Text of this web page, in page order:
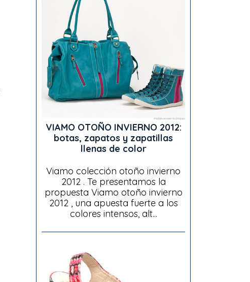
VIAMO OTOÑO INVIERNO 2012:
botas, zapatos y zapatillas
llenas de color
Viamo colección otoño invierno
2012 . Te presentamos la
propuesta Viamo otoño invierno
2012 , una apuesta fuerte a los
colores intensos, alt...